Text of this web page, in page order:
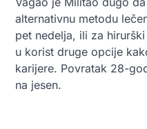
alternativnu metodu
pet nedelja, ili za
u korist druge opcije
karijere. Povratak 28-
na jesen.